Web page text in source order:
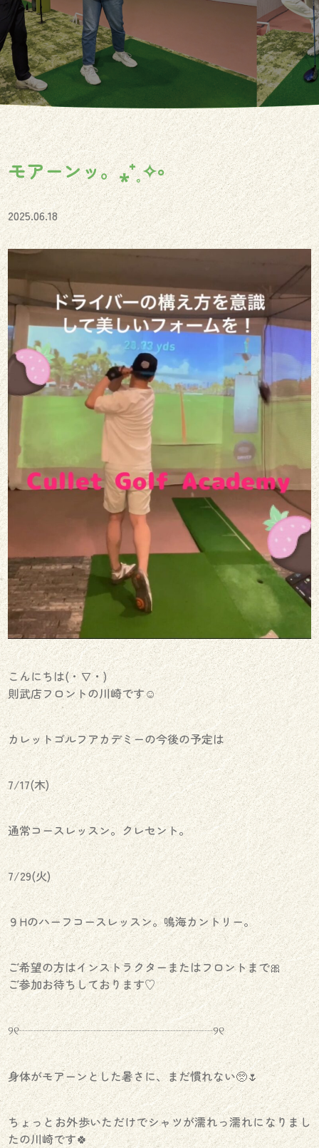
モアーンッ。⁎⁺˳✧༚
2025.06.18
こんにちは(・∇・)
則武店フロントの川崎です☺︎
カレットゴルフアカデミーの今後の予定は
7/17(木)
通常コースレッスン。クレセント。
7/29(火)
９Hのハーフコースレッスン。鳴海カントリー。
ご希望の方はインストラクターまたはフロントまで🎀
ご参加お待ちしております♡
୨୧┈┈┈┈┈┈┈┈┈┈┈┈┈┈┈┈┈୨୧
身体がモアーンとした暑さに、まだ慣れない🥺🌷
ちょっとお外歩いただけでシャツが濡れっ濡れになりまし
たの川崎です🍀